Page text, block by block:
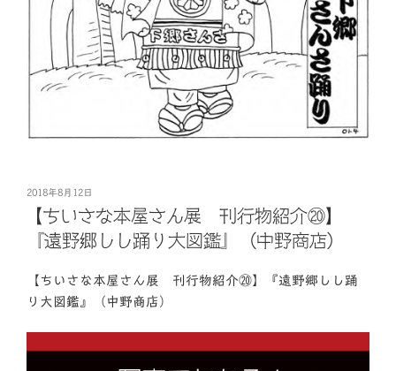
投
日:
2018年8月12日
【ちいさな本屋さん展 刊行物紹介⑳】
『遠野郷しし踊り大図鑑』（中野商店）
【ちいさな本屋さん展 刊行物紹介⑳】『遠野郷しし踊
り大図鑑』（中野商店）